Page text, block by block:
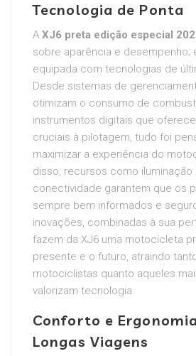
Tecnologia de Ponta
A XJ6 preta edição especial
sobre aparência e desempenho;
equipada com tecnologias de
Desde sistemas de
otimizam o consumo de
instrumentos digitais que
cruciais à pilotagem, tudo foi
maximizar a experiência do
disso, recursos como iluminação
conectividade garantem que os
sempre bem informados e
inovações, combinadas à sua
fazem da XJ6 uma motocicleta
presente e o futuro, atraindo
motociclistas quanto aqueles
valorizam tecnologia.
Conforto e
Longas Viagens